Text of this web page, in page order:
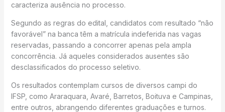
caracteriza ausência no processo.
Segundo as regras do edital, candidatos com resultado “não
favorável” na banca têm a matrícula indeferida nas vagas
reservadas, passando a concorrer apenas pela ampla
concorrência. Já aqueles considerados ausentes são
desclassificados do processo seletivo.
Os resultados contemplam cursos de diversos campi do
IFSP, como Araraquara, Avaré, Barretos, Boituva e Campinas,
entre outros, abrangendo diferentes graduações e turnos.